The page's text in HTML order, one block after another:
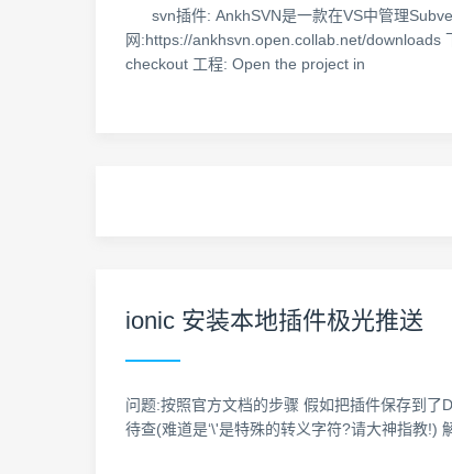
svn插件: AnkhSVN是一款在VS中管理
网:https://ankhsvn.open.collab.net/downloads
checkout 工程: Open the project in
ionic 安装本地插件极光推送
问题:按照官方文档的步骤 假如把插件保存到
待查(难道是‘\'是特殊的转义字符?请大神指教